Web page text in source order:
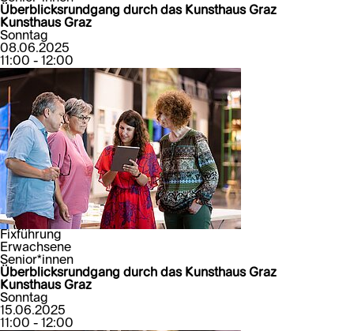
Überblicksrundgang durch das Kunsthaus Graz
Kunsthaus Graz
Sonntag
08.06.2025
11:00 - 12:00
Fixführung
Erwachsene
Senior*innen
Überblicksrundgang durch das Kunsthaus Graz
Kunsthaus Graz
Sonntag
15.06.2025
11:00 - 12:00